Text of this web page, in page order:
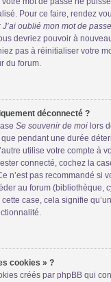
Pour ce faire, rendez
J’ai oublié mon mot de passe
devriez pouvoir à
pas à réinitialiser votre
du forum.
déconnecté ?
Se souvenir de moi lors
pendant une durée
utilise votre compte à
connecté, cochez la
n’est pas recommandé si
au forum (bibliothèque,
case, cela signifie
cookies » ?
créés par phpBB qui